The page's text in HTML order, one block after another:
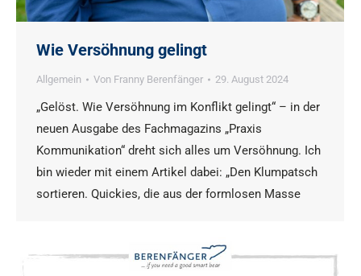
Wie Versöhnung gelingt
Allgemein Von Franny Berenfänger 29. August 2024
„Gelöst. Wie Versöhnung im Konflikt gelingt“ – in der
neuen Ausgabe des Fachmagazins „Praxis
Kommunikation“ dreht sich alles um Versöhnung. Ich
bin wieder mit einem Artikel dabei: „Den Klumpatsch
sortieren. Quickies, die aus der formlosen Masse